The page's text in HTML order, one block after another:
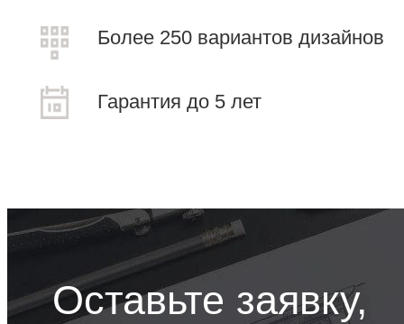
Более 250 вариантов дизайнов
Гарантия до 5 лет
Оставьте заявку,